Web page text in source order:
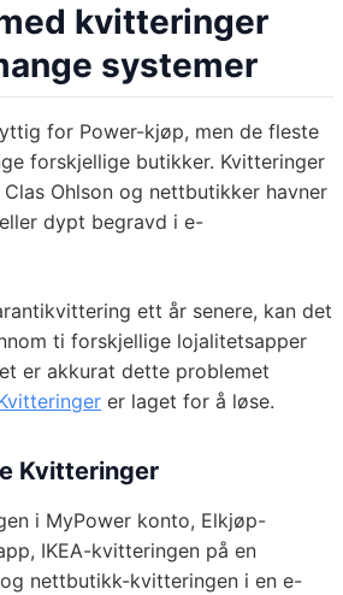
kvitteringer
systemer
for Power-kjøp, men de fleste
forskjellige butikker. Kvitteringer
Ohlson og nettbutikker havner
dypt begravd i e-
ett år senere, kan det
ti forskjellige lojalitetsapper
er akkurat dette problemet
er laget for å løse.
Kvitteringer
i MyPower konto, Elkjøp-
IKEA-kvitteringen på en
nettbutikk-kvitteringen i en e-